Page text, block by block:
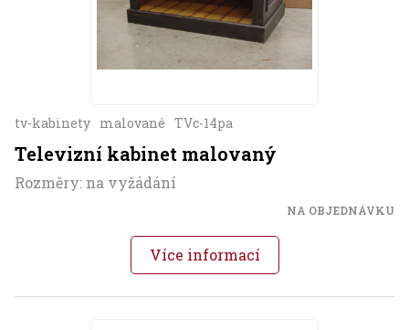
tv-kabinety malované TVc-14pa
Televizní kabinet malovaný
Rozměry: na vyžádání
NA OBJEDNÁVKU
Více informací